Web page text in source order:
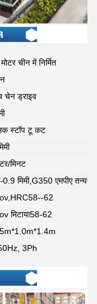
चीन में निर्मित
चेन ड्राइव
स्टॉप टू कट
मिनट
0.9 मिमी,G350 एमपीए
62
मिटाया58-62
3Ph